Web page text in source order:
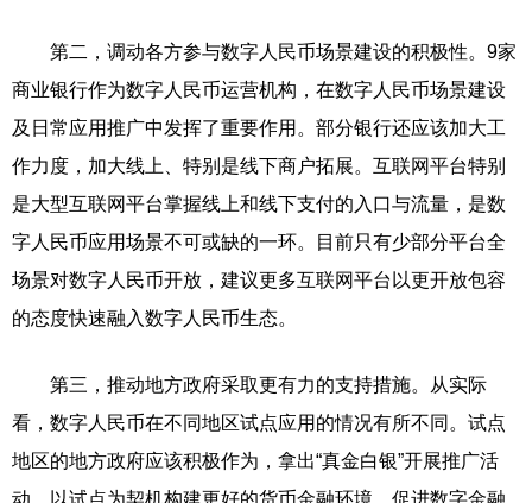
第二，调动各方参与数字人民币场景建设的积极性。9家
商业银行作为数字人民币运营机构，在数字人民币场景建设
及日常应用推广中发挥了重要作用。部分银行还应该加大工
作力度，加大线上、特别是线下商户拓展。互联网平台特别
是大型互联网平台掌握线上和线下支付的入口与流量，是数
字人民币应用场景不可或缺的一环。目前只有少部分平台全
场景对数字人民币开放，建议更多互联网平台以更开放包容
的态度快速融入数字人民币生态。
第三，推动地方政府采取更有力的支持措施。从实际
看，数字人民币在不同地区试点应用的情况有所不同。试点
地区的地方政府应该积极作为，拿出“真金白银”开展推广活
动，以试点为契机构建更好的货币金融环境，促进数字金融